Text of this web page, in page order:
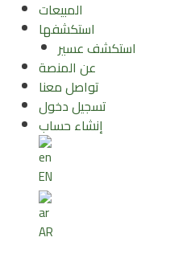
المبيعات
استكشفها
استكشف عسير
عن المنصة
تواصل معنا
تسجيل دخول
إنشاء حساب
EN
AR